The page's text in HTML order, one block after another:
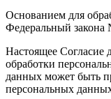
Основанием для
Федеральный
Настоящее Согласие
обработки
данных может быть
персональных